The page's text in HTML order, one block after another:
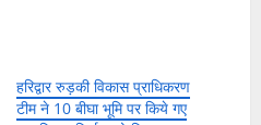
हरिद्वार रुड़की विकास प्राधिकरण
टीम ने 10 बीघा भूमि पर किये गए